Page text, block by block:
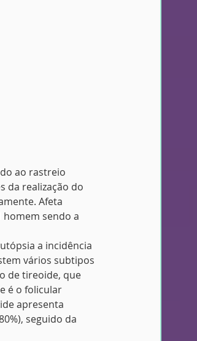
ao rastreio
da realização do
Afeta
sendo a
a incidência
vários subtipos
de tireoide, que
é o folicular
apresenta
seguido da